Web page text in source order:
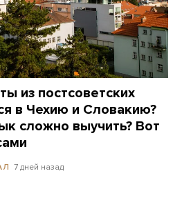
из постсоветских
в Чехию и Словакию?
сложно выучить? Вот
7 дней назад